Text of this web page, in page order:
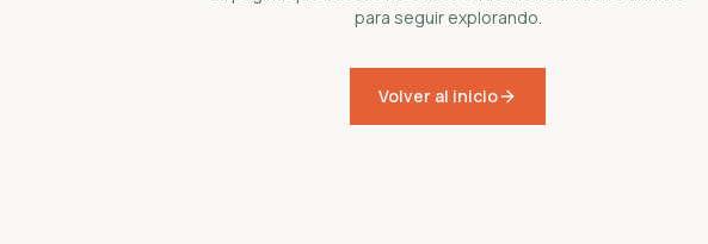
para seguir explorando.
Volver al inicio